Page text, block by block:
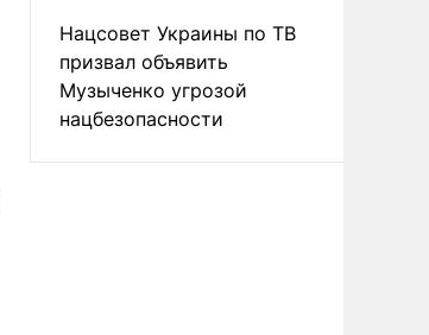
Нацсовет Украины по ТВ
призвал объявить
Музыченко угрозой
нацбезопасности